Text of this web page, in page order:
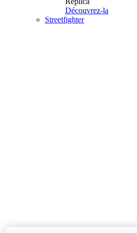
Découvrez-la
Streetfighter